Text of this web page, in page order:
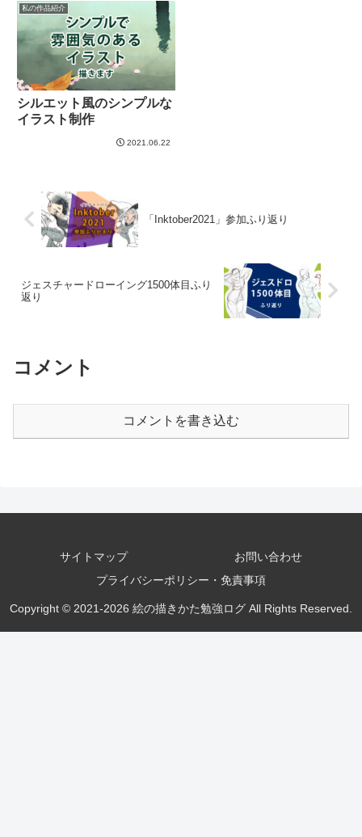
私の作品紹介
シルエット風のシンプルな
イラスト制作
2021.06.22
「Inktober2021」参加ふり返り
ジェスチャードローイング1500体目ふり
返り
コメント
コメントを書き込む
サイトマップ
お問い合わせ
プライバシーポリシー・免責事項
Copyright © 2021-2026 絵の描きかた勉強ログ All Rights Reserved.